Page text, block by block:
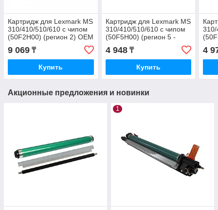
Картридж для Lexmark MS
310/410/510/610 с чипом
(50F2H00) (регион 2) OEM
9 069 ₸
Купить
Картридж для Lexmark MS
310/410/510/610 с чипом
(50F5H00) (регион 5 -
Азия Россия СНГ)
4 948₸
Купить
4
Акционные предложения и новинки
1